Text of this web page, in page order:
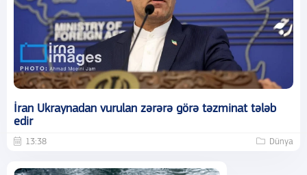
İran Ukraynadan vurulan zərərə görə təzminat tələb
edir
13:38 Dünya